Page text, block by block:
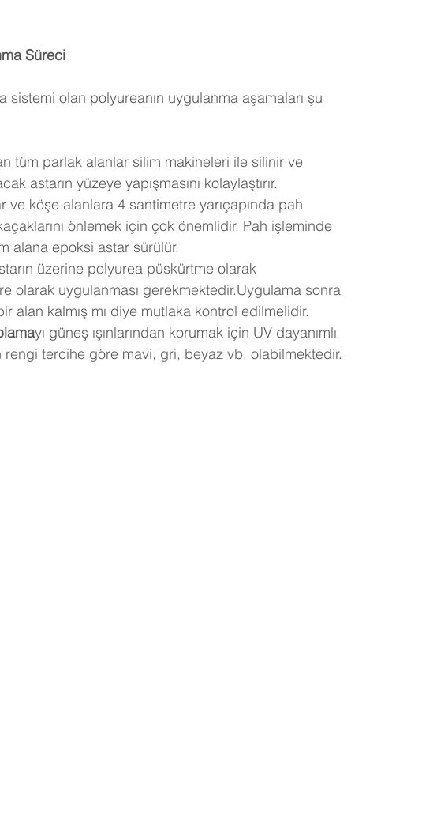
Süreci
sistemi olan polyureanın uygulanma aşamaları şu
tüm parlak alanlar silim makineleri ile silinir ve
astarın yüzeye yapışmasını kolaylaştırır.
ve köşe alanlara 4 santimetre yarıçapında pah
kaçaklarını önlemek için çok önemlidir. Pah işleminde
alana epoksi astar sürülür.
üzerine polyurea püskürtme olarak
olarak uygulanması gerekmektedir.Uygulama sonra
alan kalmış mı diye mutlaka kontrol edilmelidir.
yı güneş ışınlarından korumak için UV dayanımlı
tercihe göre mavi, gri, beyaz vb. olabilmektedir.